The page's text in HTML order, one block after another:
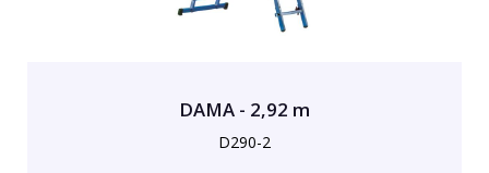
DAMA - 2,92 m
D290-2